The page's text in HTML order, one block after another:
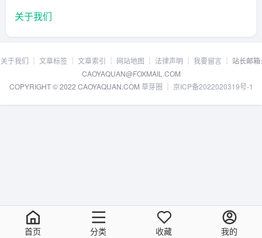
关于我们
关于我们 ┊ 文章标签┊ 文章索引 ┊ 网站地图 ┊ 法律声明 ┊ 我要留言┊ 站长邮箱:
CAOYAQUAN@FOXMAIL.COM
COPYRIGHT © 2022 CAOYAQUAN.COM 草芽圈 ┊ 京ICP备2022020319号-1
首页 分类 收藏 我的